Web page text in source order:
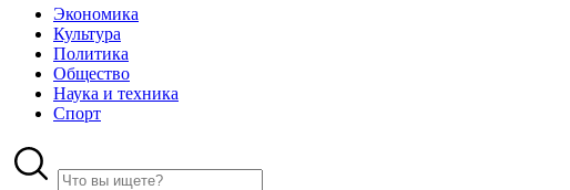
Экономика
Культура
Политика
Общество
Наука и техника
Спорт